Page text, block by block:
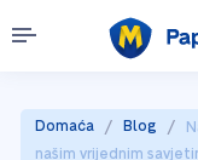
Domaća / Blog /
našim vrijednim